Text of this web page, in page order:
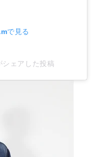
で見る
ェアした投稿